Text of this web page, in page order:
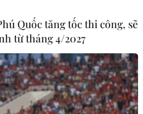
Quốc tăng tốc thi công, sẽ
từ tháng 4/2027